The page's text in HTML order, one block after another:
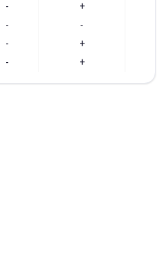
- +
- -
- +
- +